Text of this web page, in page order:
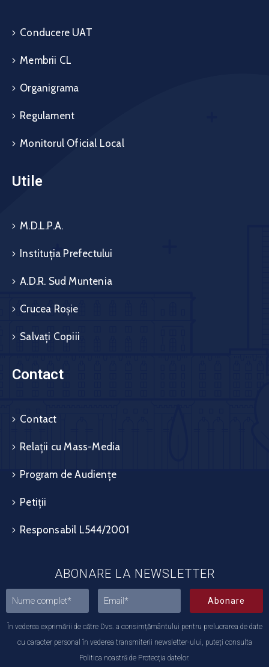
Conducere UAT
Membrii CL
Organigrama
Regulament
Monitorul Oficial Local
Utile
M.D.L.P.A.
Instituția Prefectului
A.D.R. Sud Muntenia
Crucea Roșie
Salvați Copiii
Contact
Contact
Relații cu Mass-Media
Program de Audiențe
Petiții
Responsabil L544/2001
ABONARE LA NEWSLETTER
Abonare
În vederea exprimării de către Dvs. a consimțământului pentru prelucrarea de date
cu caracter personal în vederea transmiterii newsletter-ului, puteți consulta
Politica noastră de Protecția datelor.